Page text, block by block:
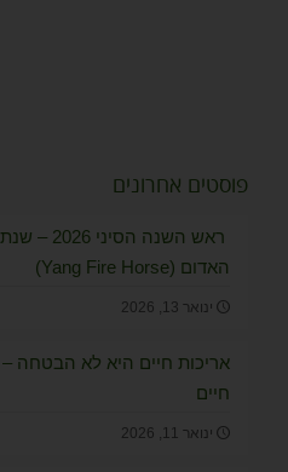
פוסטים אחרונים
ראש השנה
האדום (Yang Fire Horse)
ינואר 13, 2026
אריכות חיים היא לא הבטחה
חיים
ינואר 11, 2026